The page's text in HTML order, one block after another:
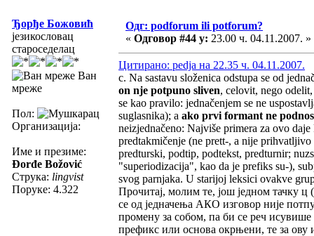
Ђорђе Божовић
језикословац
староседелац
Ван
мреже
Пол:
Организација:
Име и презиме:
Đorđe Božović
Струка: lingvist
Поруке: 4.322
Одг: podforum ili potforum?
« Одговор #44 у: 23.00 ч. 04.11.2007. »
Цитирано: pedja на 22.35 ч. 04.11.2007.
c. Na sastavu složenica odstupa se od
on nje potpuno sliven, celovit, nego
se kao pravilo: jednačenjem se ne
suglasnika); a ako prvi formant ne
neizjednačeno: Najviše primera za ovo
predtakmičenje (ne prett-, a nije
predturski, podtip, podtekst, predturnir;
"superiodizacija", kao da je prefiks su-),
svog parnjaka. U starijoj leksici ovakve
Прочитај, молим те, још једном тачку ц
се од једначења АКО изговор није
промену за собом, па би се реч
префикс или основа окрњени, те за